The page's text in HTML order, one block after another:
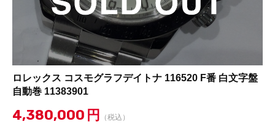
ロレックス コスモグラフデイトナ 116520 F番 白文字盤
自動巻 11383901
4,380,000 円 （税込）